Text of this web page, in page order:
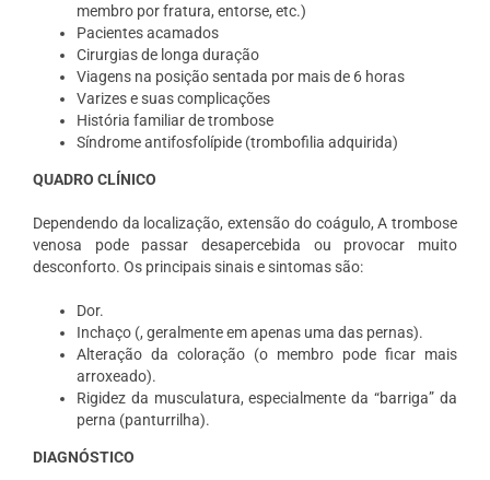
membro por fratura, entorse, etc.)
Pacientes acamados
Cirurgias de longa duração
Viagens na posição sentada por mais de 6 horas
Varizes e suas complicações
História familiar de trombose
Síndrome antifosfolípide (trombofilia adquirida)
QUADRO CLÍNICO
Dependendo da localização, extensão do coágulo, A trombose
venosa pode passar desapercebida ou provocar muito
desconforto. Os principais sinais e sintomas são:
Dor.
Inchaço (, geralmente em apenas uma das pernas).
Alteração da coloração (o membro pode ficar mais
arroxeado).
Rigidez da musculatura, especialmente da “barriga” da
perna (panturrilha).
DIAGNÓSTICO